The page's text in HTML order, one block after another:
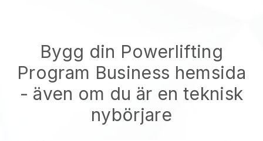
Bygg din Powerlifting
Program Business hemsida
- även om du är en teknisk
nybörjare